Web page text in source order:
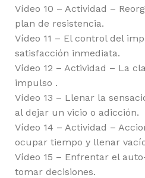
Vídeo 10 – Actividad –
plan de resistencia.
Vídeo 11 – El control del
satisfacción inmediata.
Vídeo 12 – Actividad – La
impulso .
Vídeo 13 – Llenar la
al dejar un vicio o adicción.
Vídeo 14 – Actividad –
ocupar tiempo y llenar
Vídeo 15 – Enfrentar el
tomar decisiones.